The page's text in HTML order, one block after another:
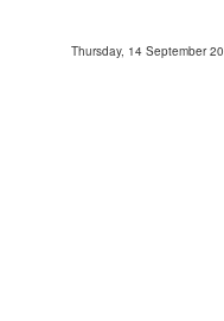
Thursday, 14 September